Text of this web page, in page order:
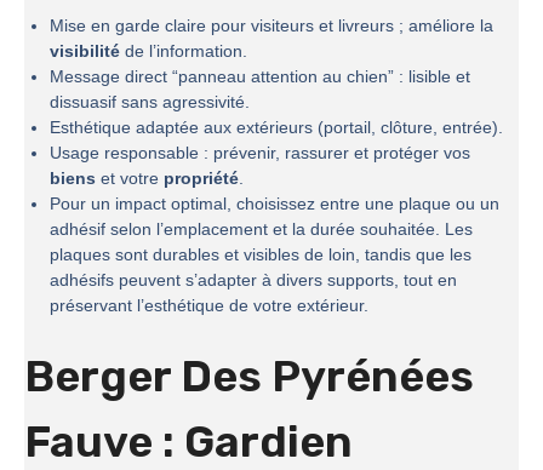
Mise en garde claire pour visiteurs et livreurs ; améliore la
visibilité de l’information.
Message direct “panneau attention au chien” : lisible et
dissuasif sans agressivité.
Esthétique adaptée aux extérieurs (portail, clôture, entrée).
Usage responsable : prévenir, rassurer et protéger vos
biens et votre propriété.
Pour un impact optimal, choisissez entre une plaque ou un
adhésif selon l’emplacement et la durée souhaitée. Les
plaques sont durables et visibles de loin, tandis que les
adhésifs peuvent s’adapter à divers supports, tout en
préservant l’esthétique de votre extérieur.
Berger Des Pyrénées
Fauve : Gardien